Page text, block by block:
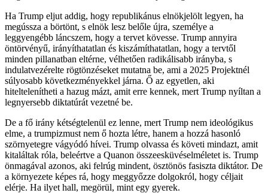
Ha Trump eljut addig, hogy republikánus elnökjelölt legyen, ha
megússza a börtönt, s elnök lesz belőle újra, személye a
leggyengébb láncszem, hogy a tervet kövesse. Trump annyira
öntörvényű, irányíthatatlan és kiszámíthatatlan, hogy a tervtől
minden pillanatban eltérne, vélhetően radikálisabb irányba, s
indulatvezérelte rögtönzéseket mutatna be, ami a 2025 Projektnél
súlyosabb következményekkel járna. Ő az egyetlen, aki
hiteltelenítheti a hazug mázt, amit erre kennek, mert Trump nyíltan a
legnyersebb diktatúrát vezetné be.
De a fő irány kétségtelenül ez lenne, mert Trump nem ideológikus
elme, a trumpizmust nem ő hozta létre, hanem a hozzá hasonló
szörnyetegre vágyódó hívei. Trump olvassa és követi mindazt, amit
kitaláltak róla, beleértve a Quanon összeesküvéselméletet is. Trump
önmagával azonos, aki felrúg mindent, ösztönös fasiszta diktátor. De
a környezete képes rá, hogy meggyőzze dolgokról, hogy céljait
elérje. Ha ilyet hall, megörül, mint egy gyerek.